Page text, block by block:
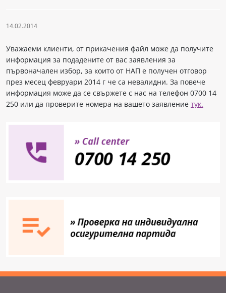
14.02.2014
Уважаеми клиенти, от прикачения файл може да получите
информация за подадените от вас заявления за
първоначален избор, за които от НАП е получен отговор
през месец февруари 2014 г че са невалидни. За повече
информация може да се свържете с нас на телефон 0700 14
250 или да проверите номера на вашето заявление тук.